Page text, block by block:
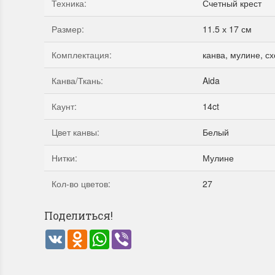
Swan (Ива-лебедь)
Хороший набор
Отличный набор, канва, нитки и схема, всё
в отличном состоянии.
Ларина Евгения
1 апреля 2026 14:55
Техника: Счетный крест
Размер: 11.5 х 17 см
Комплектация: канва, мулине,
Канва/Ткань: Aida
Каунт: 14ct
Цвет канвы: Белый
Нитки: Мулине
Кол-во цветов: 27
Поделиться!
VK Odnoklassniki
WhatsApp